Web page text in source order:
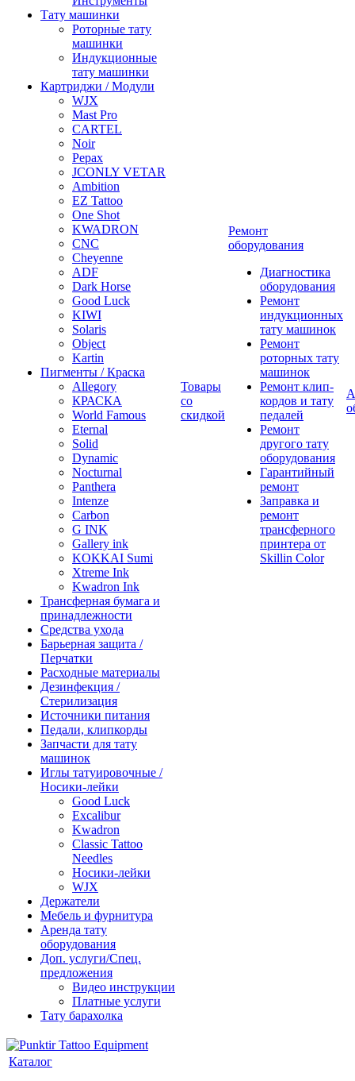
Тату машинки
Роторные тату
машинки
Индукционные
тату машинки
Картриджи / Модули
WJX
Mast Pro
CARTEL
Noir
Pepax
JCONLY VETAR
Ambition
EZ Tattoo
One Shot
KWADRON
CNC
Cheyenne
ADF
Dark Horse
Good Luck
KIWI
Solaris
Object
Kartin
Пигменты / Краска
Allegory
КРАСКА
World Famous
Eternal
Solid
Dynamic
Nocturnal
Panthera
Intenze
Carbon
G INK
Gallery ink
KOKKAI Sumi
Xtreme Ink
Kwadron Ink
Трансферная бумага и
принадлежности
Средства ухода
Барьерная защита /
Перчатки
Расходные материалы
Дезинфекция /
Стерилизация
Источники питания
Педали, клипкорды
Запчасти для тату
машинок
Иглы татуировочные /
Носики-лейки
Good Luck
Excalibur
Kwadron
Classic Tattoo
Needles
Носики-лейки
WJX
Держатели
Мебель и фурнитура
Аренда тату
оборудования
Доп. услуги/Спец.
предложения
Видео инструкции
Платные услуги
Тату барахолка
Товары
со
скидкой
Ремонт
оборудования
Диагностика
оборудования
Ремонт
индукционных
тату машинок
Ремонт
роторных тату
машинок
Ремонт клип-
кордов и тату
педалей
Ремонт
другого тату
оборудования
Гарантийный
ремонт
Заправка и
ремонт
трансферного
принтера от
Skillin Color
Каталог